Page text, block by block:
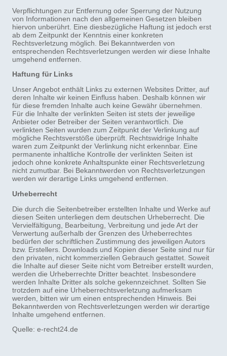
Verpflichtungen zur Entfernung oder Sperrung der Nutzung
von Informationen nach den allgemeinen Gesetzen bleiben
hiervon unberührt. Eine diesbezügliche Haftung ist jedoch erst
ab dem Zeitpunkt der Kenntnis einer konkreten
Rechtsverletzung möglich. Bei Bekanntwerden von
entsprechenden Rechtsverletzungen werden wir diese Inhalte
umgehend entfernen.
Haftung für Links
Unser Angebot enthält Links zu externen Websites Dritter, auf
deren Inhalte wir keinen Einfluss haben. Deshalb können wir
für diese fremden Inhalte auch keine Gewähr übernehmen.
Für die Inhalte der verlinkten Seiten ist stets der jeweilige
Anbieter oder Betreiber der Seiten verantwortlich. Die
verlinkten Seiten wurden zum Zeitpunkt der Verlinkung auf
mögliche Rechtsverstöße überprüft. Rechtswidrige Inhalte
waren zum Zeitpunkt der Verlinkung nicht erkennbar. Eine
permanente inhaltliche Kontrolle der verlinkten Seiten ist
jedoch ohne konkrete Anhaltspunkte einer Rechtsverletzung
nicht zumutbar. Bei Bekanntwerden von Rechtsverletzungen
werden wir derartige Links umgehend entfernen.
Urheberrecht
Die durch die Seitenbetreiber erstellten Inhalte und Werke auf
diesen Seiten unterliegen dem deutschen Urheberrecht. Die
Vervielfältigung, Bearbeitung, Verbreitung und jede Art der
Verwertung außerhalb der Grenzen des Urheberrechtes
bedürfen der schriftlichen Zustimmung des jeweiligen Autors
bzw. Erstellers. Downloads und Kopien dieser Seite sind nur für
den privaten, nicht kommerziellen Gebrauch gestattet. Soweit
die Inhalte auf dieser Seite nicht vom Betreiber erstellt wurden,
werden die Urheberrechte Dritter beachtet. Insbesondere
werden Inhalte Dritter als solche gekennzeichnet. Sollten Sie
trotzdem auf eine Urheberrechtsverletzung aufmerksam
werden, bitten wir um einen entsprechenden Hinweis. Bei
Bekanntwerden von Rechtsverletzungen werden wir derartige
Inhalte umgehend entfernen.
Quelle: e-recht24.de